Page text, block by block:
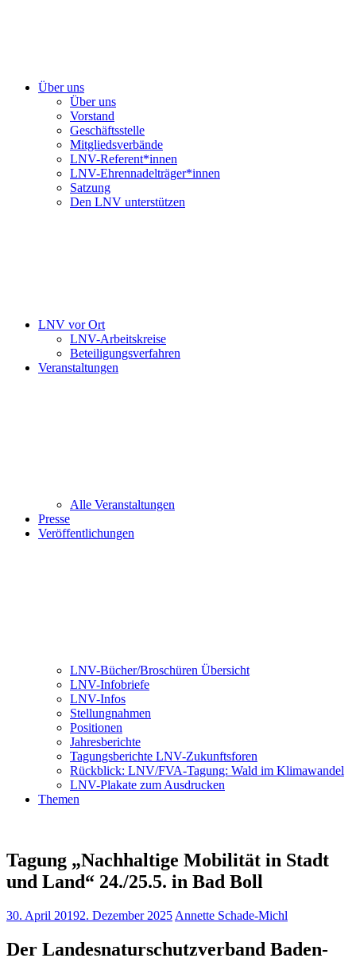
Über uns
Über uns
Vorstand
Geschäftsstelle
Mitgliedsverbände
LNV-Referent*innen
LNV-Ehrennadelträger*innen
Satzung
Den LNV unterstützen
LNV vor Ort
LNV-Arbeitskreise
Beteiligungsverfahren
Veranstaltungen
Alle Veranstaltungen
Presse
Veröffentlichungen
LNV-Bücher/Broschüren Übersicht
LNV-Infobriefe
LNV-Infos
Stellungnahmen
Positionen
Jahresberichte
Tagungsberichte LNV-Zukunftsforen
Rückblick: LNV/FVA-Tagung: Wald im Klimawandel
LNV-Plakate zum Ausdrucken
Themen
Tagung „Nachhaltige Mobilität in Stadt
und Land“ 24./25.5. in Bad Boll
30. April 20192. Dezember 2025 Annette Schade-Michl
Der Landesnaturschutzverband Baden-